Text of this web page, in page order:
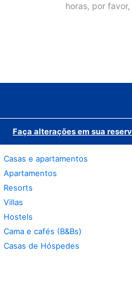
horas, por
Faça alterações em sua
Casas e apartamentos
Apartamentos
Resorts
Villas
Hostels
Cama e cafés (B&Bs)
Casas de Hóspedes